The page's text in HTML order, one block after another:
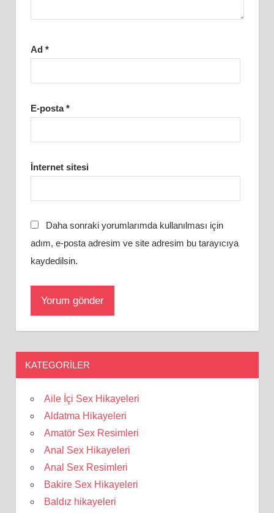
Ad *
E-posta*
İnternet sitesi
Daha sonraki yorumlarımda kullanılması için
adım, e-posta adresim ve site adresim bu tarayıcıya
kaydedilsin.
KATEGORILER
Aile İçi Sex Hikayeleri
Aldatma Hikayeleri
Amatör Sex Resimleri
Anal Sex Hikayeleri
Anal Sex Resimleri
Bakire Sex Hikayeleri
Baldız hikayeleri